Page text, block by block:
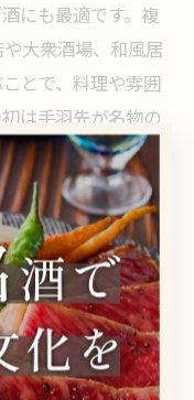
にも最適です。複
大衆酒場、和風居
とで、料理や雰囲
は手羽先が名物の
の居酒屋で軽くつ
ト予約や公式サイ
やイベント時期は
を防ぐポイントと
ンター席やテーブ
用人数や目的に合